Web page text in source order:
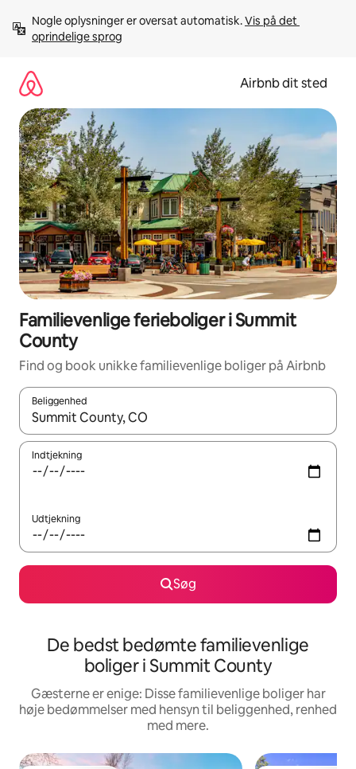
videre
Nogle oplysninger er oversat automatisk. Vis på det
oprindelige sprog
Airbnb dit sted
Familievenlige ferieboliger i Summit
County
Find og book unikke familievenlige boliger på Airbnb
Beliggenhed
Når resultaterne er tilgængelige, skal du navigere med
Indtjekning
Udtjekning
Søg
De bedst bedømte familievenlige
boliger i Summit County
Gæsterne er enige: Disse familievenlige boliger har
høje bedømmelser med hensyn til beliggenhed, renhed
med mere.